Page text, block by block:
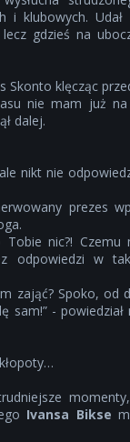
i klubowych.
gdzieś na
Skonto klęcząc
nie mam już
dalej.
nikt nie
prezes
nic?! Czemu
odpowiedzi w
zająć? Spoko, od
sam!” - powiedział
Ivansa Bikse